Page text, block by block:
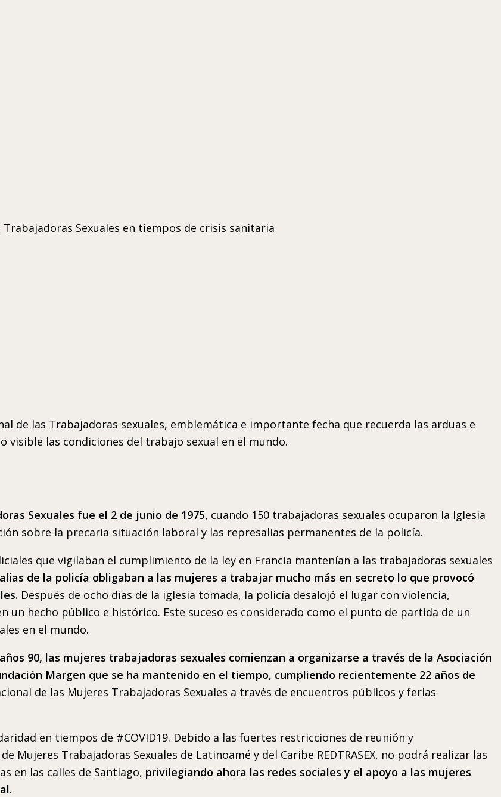
Sexuales en tiempos de crisis sanitaria
de las Trabajadoras sexuales, emblemática e importante fecha que recuerda las arduas e
visible las condiciones del trabajo sexual en el mundo.
Sexuales fue el 2 de junio de 1975, cuando 150 trabajadoras sexuales ocuparon la Iglesia
sobre la precaria situación laboral y las represalias permanentes de la policía.
que vigilaban el cumplimiento de la ley en Francia mantenían a las trabajadoras sexuales
de la policía obligaban a las mujeres a trabajar mucho más en secreto lo que provocó
Después de ocho días de la iglesia tomada, la policía desalojó el lugar con violencia,
hecho público e histórico. Este suceso es considerado como el punto de partida de un
en el mundo.
90, las mujeres trabajadoras sexuales comienzan a organizarse a través de la Asociación
Margen que se ha mantenido en el tiempo, cumpliendo recientemente 22 años de
de las Mujeres Trabajadoras Sexuales a través de encuentros públicos y ferias
en tiempos de #COVID19. Debido a las fuertes restricciones de reunión y
Mujeres Trabajadoras Sexuales de Latinoamé y del Caribe REDTRASEX, no podrá realizar las
en las calles de Santiago, privilegiando ahora las redes sociales y el apoyo a las mujeres